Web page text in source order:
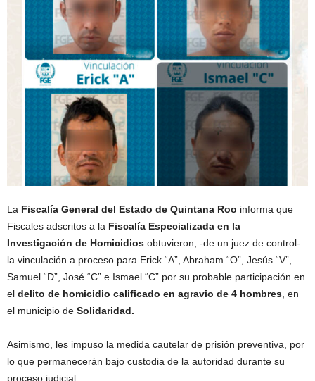
La Fiscalía General del Estado de Quintana Roo informa que
Fiscales adscritos a la Fiscalía Especializada en la
Investigación de Homicidios obtuvieron, -de un juez de control-
la vinculación a proceso para Erick “A”, Abraham “O”, Jesús “V”,
Samuel “D”, José “C” e Ismael “C” por su probable participación en
el delito de homicidio calificado en agravio de 4 hombres, en
el municipio de Solidaridad.
Asimismo, les impuso la medida cautelar de prisión preventiva, por
lo que permanecerán bajo custodia de la autoridad durante su
proceso judicial.